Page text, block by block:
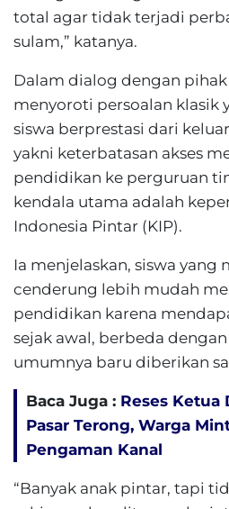
total agar tidak terjadi
sulam,” katanya.
Dalam dialog dengan
menyoroti persoalan klasik
siswa berprestasi dari
yakni keterbatasan akses
pendidikan ke perguruan
kendala utama adalah
Indonesia Pintar (KIP).
Ia menjelaskan, siswa yang
cenderung lebih mudah
pendidikan karena
sejak awal, berbeda
umumnya baru diberikan
Baca Juga : Reses Ketua
Pasar Terong, Warga
Pengaman Kanal
“Banyak anak pintar, tapi